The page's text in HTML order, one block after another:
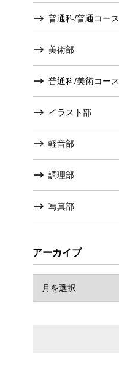
普通科/普通コース
美術部
普通科/美術コース
イラスト部
軽音部
調理部
写真部
アーカイブ